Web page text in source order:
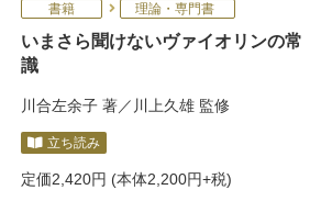
書籍 理論・専門書
いまさら聞けないヴァイオリンの常
識
川合左余子 著／ 川上久雄 監修
立ち読み
定価2,420円 (本体2,200円+税)